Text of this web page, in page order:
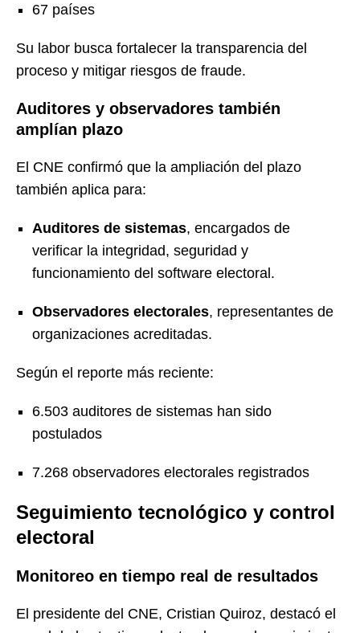
67 países
Su labor busca fortalecer la transparencia del
proceso y mitigar riesgos de fraude.
Auditores y observadores también
amplían plazo
El CNE confirmó que la ampliación del plazo
también aplica para:
Auditores de sistemas, encargados de
verificar la integridad, seguridad y
funcionamiento del software electoral.
Observadores electorales, representantes de
organizaciones acreditadas.
Según el reporte más reciente:
6.503 auditores de sistemas han sido
postulados
7.268 observadores electorales registrados
Seguimiento tecnológico y control
electoral
Monitoreo en tiempo real de resultados
El presidente del CNE, Cristian Quiroz, destacó el